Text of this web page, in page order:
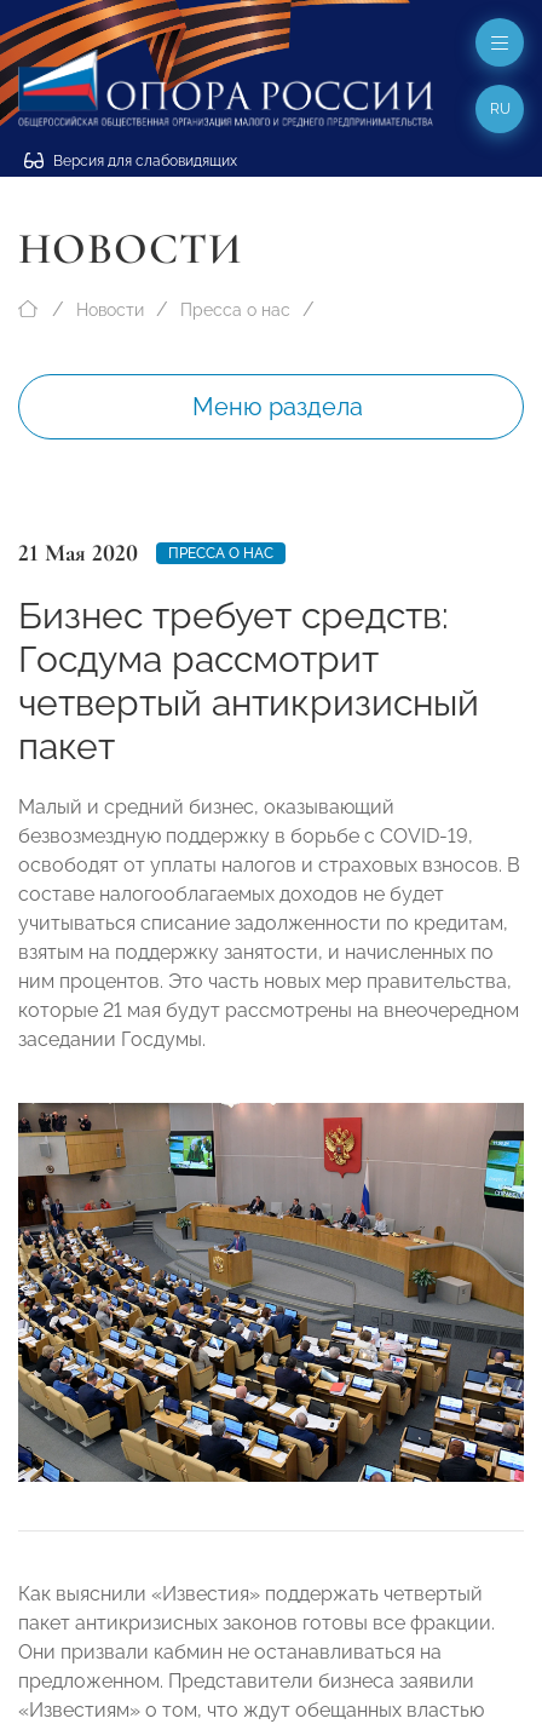
Версия для слабовидящих
RU
НОВОСТИ
Новости Пресса о нас
Меню раздела
21 Мая 2020 ПРЕССА О НАС
Бизнес требует средств:
Госдума рассмотрит
четвертый антикризисный
пакет
Малый и средний бизнес, оказывающий
безвозмездную поддержку в борьбе с COVID-19,
освободят от уплаты налогов и страховых взносов. В
составе налогооблагаемых доходов не будет
учитываться списание задолженности по кредитам,
взятым на поддержку занятости, и начисленных по
ним процентов. Это часть новых мер правительства,
которые 21 мая будут рассмотрены на внеочередном
заседании Госдумы.
Как выяснили «Известия» поддержать четвертый
пакет антикризисных законов готовы все фракции.
Они призвали кабмин не останавливаться на
предложенном. Представители бизнеса заявили
«Известиям» о том, что ждут обещанных властью